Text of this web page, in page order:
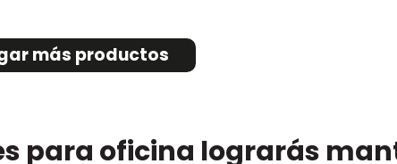
para oficina lograrás